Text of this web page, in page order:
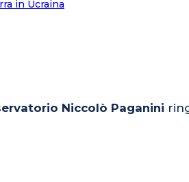
Niccolò Paganini